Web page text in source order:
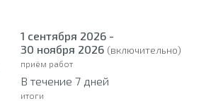
1 сентября 2026 -
30 ноября 2026 (включительно)
приём работ
В течение 7 дней
итоги